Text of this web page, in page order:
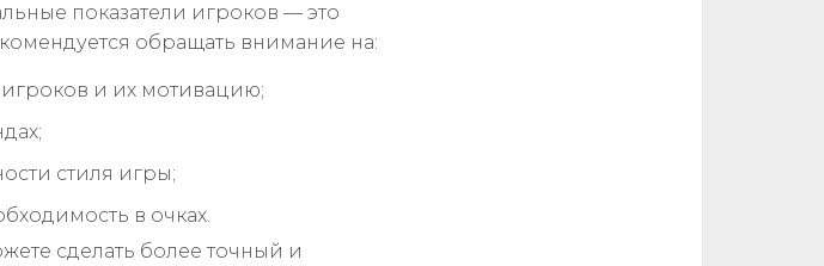
показатели игроков — это
обращать внимание на:
и их мотивацию;
стиля игры;
в очках.
сделать более точный и